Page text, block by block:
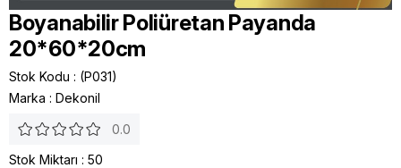
Boyanabilir Poliüretan Payanda
20*60*20cm
Stok Kodu
(P031)
Marka : Dekonil
0.0
Stok Miktarı : 50